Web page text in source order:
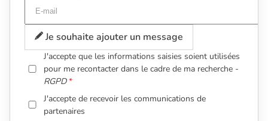
Je souhaite ajouter un message
J'accepte que les informations saisies soient utilisées
pour me recontacter dans le cadre de ma recherche -
RGPD
J'accepte de recevoir les communications de
partenaires